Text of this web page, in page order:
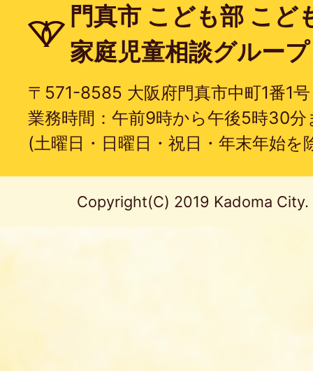
門真市 こども部 こど
家庭児童相談グループ
〒571-8585 大阪府門真市中町1番1号
業務時間：午前9時から午後5時30分
(土曜日・日曜日・祝日・年末年始を
Copyright(C) 2019 Kadoma